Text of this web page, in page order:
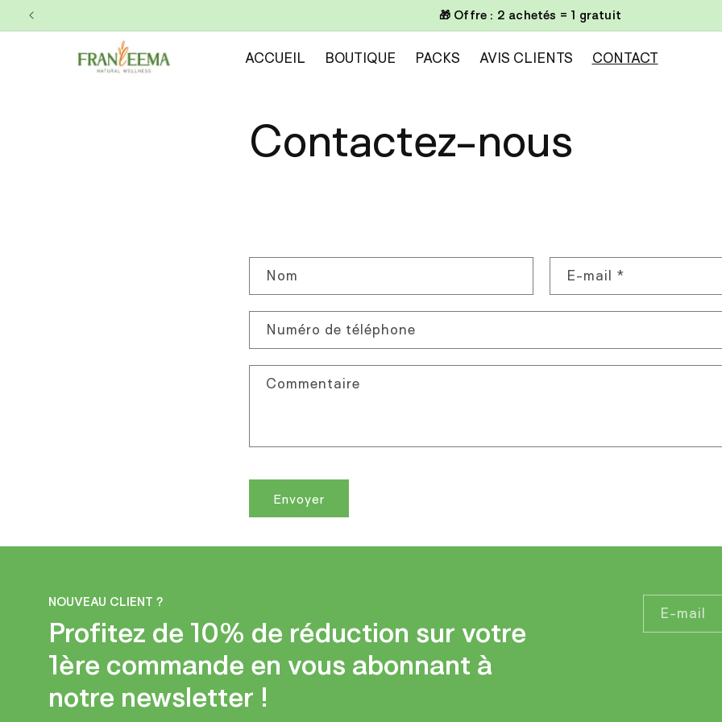
passer
au
🎁 Offre : 2 achetés = 1 gratuit
ACCUEIL BOUTIQUE PACKS AVIS CLIENTS CONTACT
Contactez-nous
o
r
m
u
i
d
e
t
a
c
Nom E-mail *
Numéro de téléphone
Commentaire
Envoyer
NOUVEAU CLIENT ?
Profitez de 10% de réduction sur votre
1ère commande en vous abonnant à
notre newsletter !
E-mail